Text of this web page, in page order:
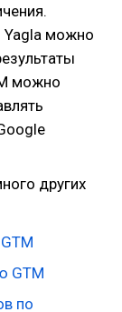
Yagla можно
можно
других
GTM
по